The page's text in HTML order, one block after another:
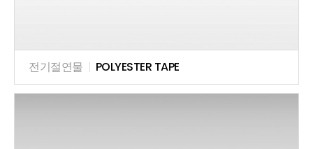
전기절연물 | POLYESTER TAPE